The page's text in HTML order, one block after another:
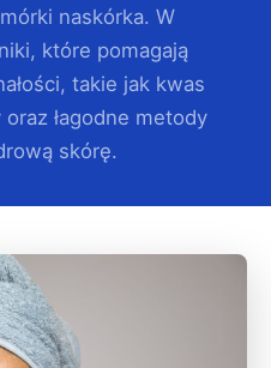
naskórka. W
które pomagają
takie jak kwas
łagodne metody
skórę.